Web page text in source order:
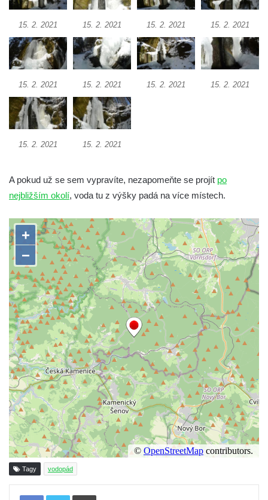
15. 2. 2021 15. 2. 2021 15. 2. 2021 15. 2. 2021
15. 2. 2021 15. 2. 2021 15. 2. 2021 15. 2. 2021
15. 2. 2021 15. 2. 2021
A pokud už se sem vypravíte, nezapomeňte se projít po
nejbližším okolí, voda tu z výšky padá na více místech.
Tagy vodopád
Tisknout